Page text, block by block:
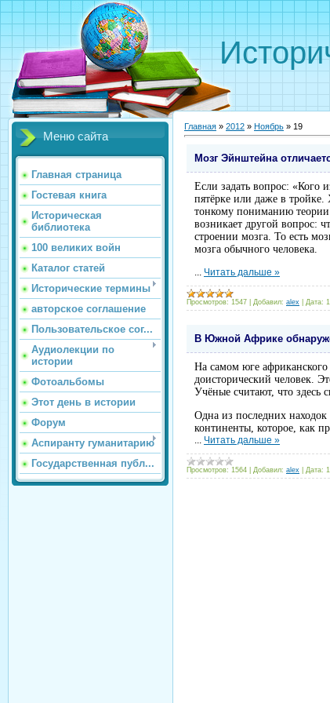
Меню сайта
Главная страница
Гостевая книга
Историческая
библиотека
100 великих войн
Каталог статей
Исторические термины
авторское соглашение
Пользовательское сог...
Аудиолекции по
истории
Фотоальбомы
Этот день в истории
Форум
Аспиранту гуманитарию
Государственная публ...
Главная » 2012 » Ноябрь » 19
Мозг Эйнштейна
Если задать вопрос: «Кого
пятёрке или даже в
тонкому пониманию теории
возникает другой вопрос:
строении мозга. То есть
мозга обычного человека.
Читать дальше »
Просмотров: 1547 Добавил: alex Дата:
В Южной Африке
На самом юге африканского
доисторический человек.
Учёные считают, что здесь
Одна из последних
континенты, которое, как
Читать дальше »
Просмотров: 1564 Добавил: alex Дата: